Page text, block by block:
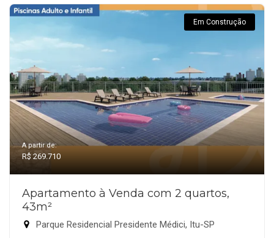
Em Construção
A partir de:
R$ 269.710
Apartamento à Venda com 2 quartos,
43m²
Parque Residencial Presidente Médici, Itu-SP